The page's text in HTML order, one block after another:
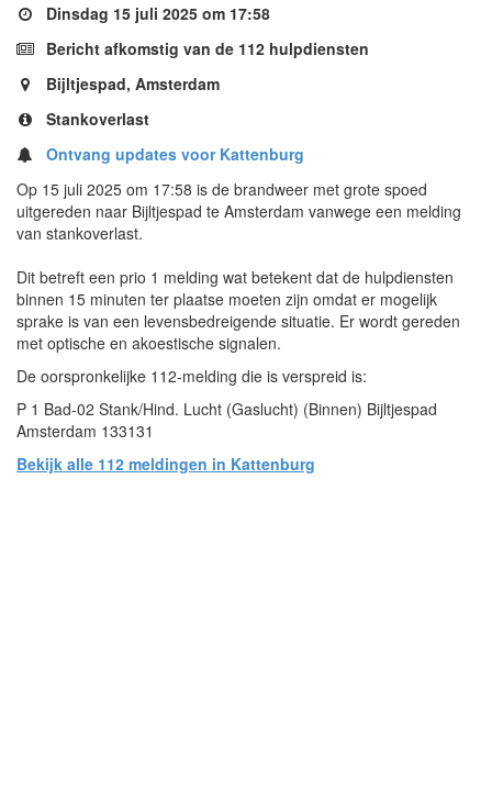
Dinsdag 15 juli 2025 om 17:58
Bericht afkomstig van de 112 hulpdiensten
Bijltjespad, Amsterdam
Stankoverlast
Ontvang updates voor Kattenburg
Op 15 juli 2025 om 17:58 is de brandweer met grote spoed
uitgereden naar Bijltjespad te Amsterdam vanwege een melding
van stankoverlast.
Dit betreft een prio 1 melding wat betekent dat de hulpdiensten
binnen 15 minuten ter plaatse moeten zijn omdat er mogelijk
sprake is van een levensbedreigende situatie. Er wordt gereden
met optische en akoestische signalen.
De oorspronkelijke 112-melding die is verspreid is:
P 1 Bad-02 Stank/Hind. Lucht (Gaslucht) (Binnen) Bijltjespad
Amsterdam 133131
Bekijk alle 112 meldingen in Kattenburg